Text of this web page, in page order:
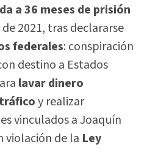
a 36 meses de prisión
2021, tras declararse
federales: conspiración
destino a Estados
lavar dinero
y realizar
vinculados a Joaquín
violación de la Ley